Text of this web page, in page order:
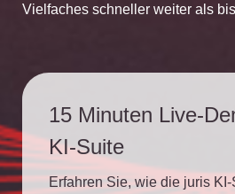
Vielfaches schneller weiter als
15 Minuten Live-
KI-Suite
Erfahren Sie, wie die juris KI-